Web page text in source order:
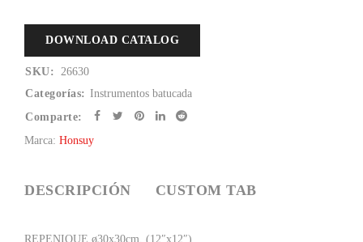
DOWNLOAD CATALOG
SKU: 26630
Categorías: Instrumentos batucada
Comparte:
Marca: Honsuy
DESCRIPCIÓN CUSTOM TAB
REPENIQUE ø30x30cm. (12″x12″)